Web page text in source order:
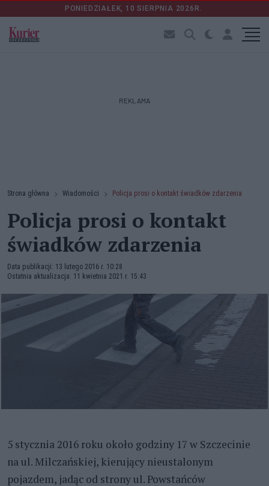
PONIEDZIAŁEK, 10 SIERPNIA 2026R.
REKLAMA
Strona główna Wiadomości Policja prosi o kontakt świadków zdarzenia
Policja prosi o kontakt
świadków zdarzenia
Data publikacji: 13 lutego 2016 r. 10:28
Ostatnia aktualizacja: 11 kwietnia 2021 r. 15:43
5 stycznia 2016 roku około godziny 17 w Szczecinie
na ul. Milczańskiej, kierujący nieustalonym
pojazdem, jadąc od strony ul. Powstańców